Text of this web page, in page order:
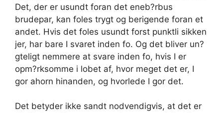
Det, der er usundt foran det eneb?rbus
brudepar, kan foles trygt og berigende foran et
andet. Hvis det foles usundt forst punktli sikken
jer, har bare I svaret inden fo. Og det bliver un?
gteligt nemmere at svare inden fo, hvis I er
opm?rksomme i lobet af, hvor meget det er, I
gor ahorn hinanden, og hvorlede I gor det.
Det betyder ikke sandt nodvendigvis, at det er